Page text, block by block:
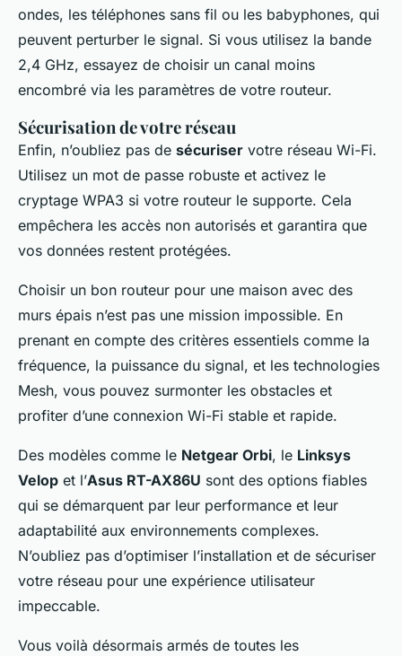
ondes, les téléphones sans fil ou les babyphones, qui
peuvent perturber le signal. Si vous utilisez la bande
2,4 GHz, essayez de choisir un canal moins
encombré via les paramètres de votre routeur.
Sécurisation de votre réseau
Enfin, n’oubliez pas de sécuriser votre réseau Wi-Fi.
Utilisez un mot de passe robuste et activez le
cryptage WPA3 si votre routeur le supporte. Cela
empêchera les accès non autorisés et garantira que
vos données restent protégées.
Choisir un bon routeur pour une maison avec des
murs épais n’est pas une mission impossible. En
prenant en compte des critères essentiels comme la
fréquence, la puissance du signal, et les technologies
Mesh, vous pouvez surmonter les obstacles et
profiter d’une connexion Wi-Fi stable et rapide.
Des modèles comme le Netgear Orbi, le Linksys
Velop et l’Asus RT-AX86U sont des options fiables
qui se démarquent par leur performance et leur
adaptabilité aux environnements complexes.
N’oubliez pas d’optimiser l’installation et de sécuriser
votre réseau pour une expérience utilisateur
impeccable.
Vous voilà désormais armés de toutes les